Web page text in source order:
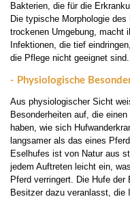
Bakterien, die für die
Die typische Morphologie
trockenen Umgebung, macht
Infektionen, die tief
die Pflege nicht geeignet sind.
- Physiologische
Aus physiologischer Sicht
Besonderheiten auf, die
haben, wie sich
langsamer als das eines
Eselhufes ist von Natur aus
jedem Auftreten leicht ein,
Pferd verringert. Die Hufe
Besitzer dazu veranlasst, die